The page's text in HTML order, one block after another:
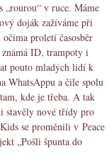
„rourou“ v ruce. Máme
doják zažíváme při
proletí časosběr
známá ID, trampoty i
pouto mladých lidí k
WhatsAppu a čile spolu
kde je třeba. A tak
stavěly nové třídy pro
se proměnili v Peace
„Pošli špunta do